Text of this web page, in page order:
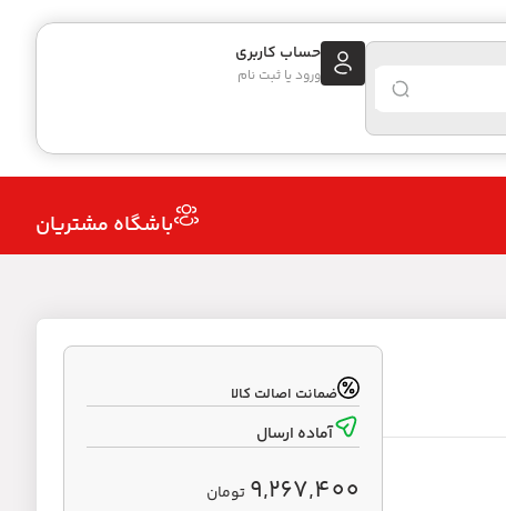
حساب کاربری
ورود یا ثبت نام
باشگاه مشتریان
ضمانت اصالت کالا
آماده ارسال
9,267,400 تومان